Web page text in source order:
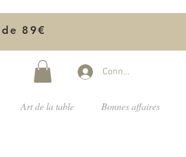
89€
Connectez-vous
Art de la table Bonnes affaires